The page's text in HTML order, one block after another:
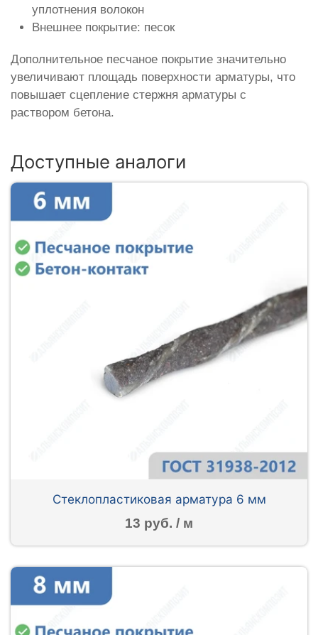
уплотнения волокон
Внешнее покрытие: песок
Дополнительное песчаное покрытие значительно
увеличивают площадь поверхности арматуры, что
повышает сцепление стержня арматуры с
раствором бетона.
Доступные аналоги
Стеклопластиковая арматура 6 мм
13 руб. / м